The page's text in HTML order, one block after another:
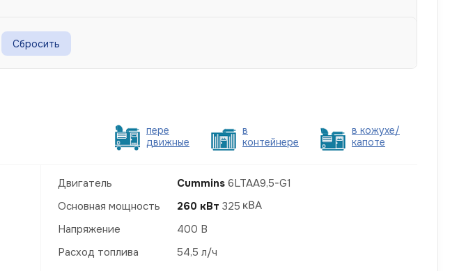
Сбросить
пере
движные
в
контейнере
в кожухе/
капоте
Двигатель Cummins 6LTAA9,5-G1
Основная мощность
260 кВт 325
Напряжение
400 В
Расход топлива
54,5 л/ч